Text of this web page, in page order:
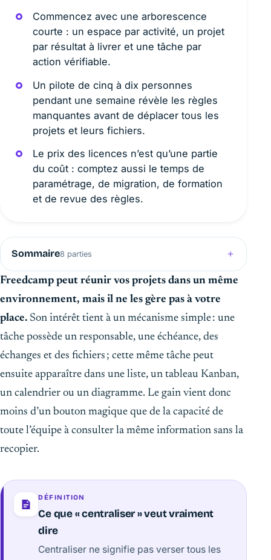
Commencez avec une arborescence
courte : un espace par activité, un projet
par résultat à livrer et une tâche par
action vérifiable.
Un pilote de cinq à dix personnes
pendant une semaine révèle les règles
manquantes avant de déplacer tous les
projets et leurs fichiers.
Le prix des licences n’est qu’une partie
du coût : comptez aussi le temps de
paramétrage, de migration, de formation
et de revue des règles.
Sommaire8 parties
Freedcamp peut réunir vos projets dans un même
environnement, mais il ne les gère pas à votre
place. Son intérêt tient à un mécanisme simple : une
tâche possède un responsable, une échéance, des
échanges et des fichiers ; cette même tâche peut
ensuite apparaître dans une liste, un tableau Kanban,
un calendrier ou un diagramme. Le gain vient donc
moins d’un bouton magique que de la capacité de
toute l’équipe à consulter la même information sans la
recopier.
DÉFINITION
Ce que « centraliser » veut vraiment
dire
Centraliser ne signifie pas verser tous les